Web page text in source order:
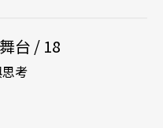
台 / 18
考